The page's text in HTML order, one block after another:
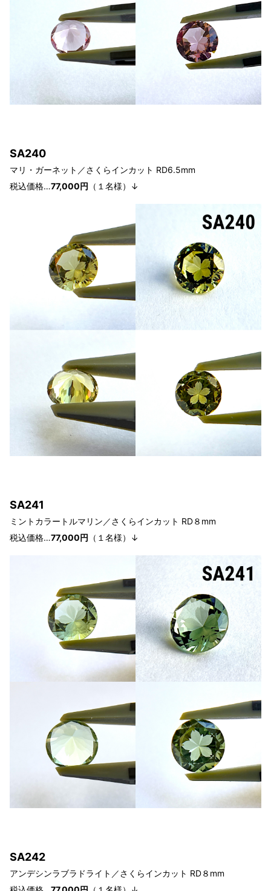
SA240
マリ・ガーネット／さくらインカット RD6.5mm
税込価格…77,000円 （１ 名様）↓
SA241
ミントカラートルマリン／さくらインカット RD８mm
税込価格…77,000円 （１ 名様）↓
SA242
アンデシンラブラドライト／さくらインカット RD８mm